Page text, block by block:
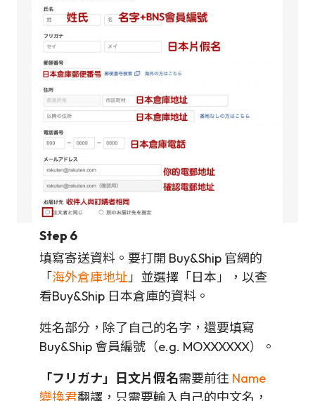
Step 6
填寫寄送資料。要打開 Buy&Ship 官網的
「海外倉庫地址」並選擇「日本」，以查
看Buy&Ship 日本倉庫的資料。
姓名部分，除了自己的名字，還要填寫
Buy&Ship 會員編號（e.g. MOXXXXXX）。
「フリガナ」日文片假名需要前往 Name
變換君翻譯，只需要輸入自己的中文名，